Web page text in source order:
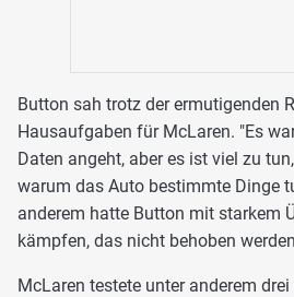
Button sah trotz der ermutigenden
Hausaufgaben für McLaren. "Es
Daten angeht, aber es ist viel zu
warum das Auto bestimmte Dinge
anderem hatte Button mit starkem
kämpfen, das nicht behoben
McLaren testete unter anderem